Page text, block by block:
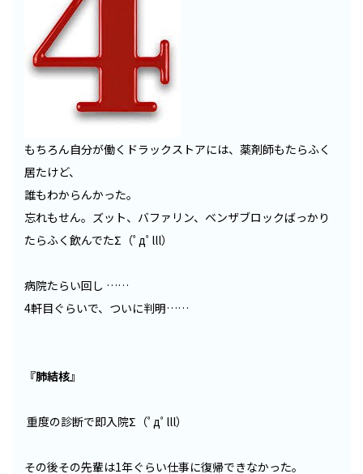
もちろん自分が働くドラックストアには、薬剤師もたらふく
居たけど、
誰もわからんかった。
忘れもせん。ズット、バファリン、ベンザブロックばっかり
たらふく飲んでたΣ（ﾟдﾟlll）
病院たらい回し ……
4軒目ぐらいで、ついに判明……
『肺結核』
重度の診断で即入院Σ（ﾟдﾟlll）
その後その先輩は1年ぐらい仕事に復帰できなかった。